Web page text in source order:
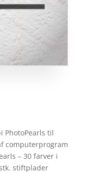
PhotoPearls til
computerprogram
– 30 farver i
stiftplader